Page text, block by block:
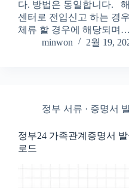
다. 방법은 동일합니다.
센터로 전입신고 하는 경
체류 할 경우에 해당되며…
minwon
2월 19,
정부 서류 · 증명서
정부24 가족관계증명서
로드